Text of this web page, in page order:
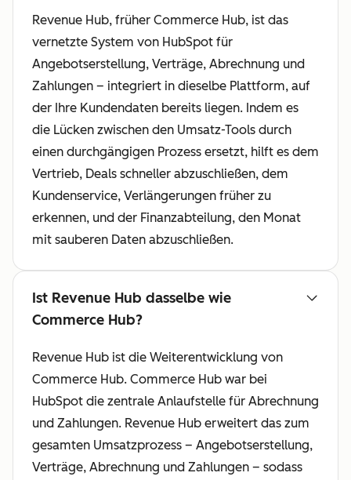
Revenue Hub, früher Commerce Hub, ist das
vernetzte System von HubSpot für
Angebotserstellung, Verträge, Abrechnung und
Zahlungen – integriert in dieselbe Plattform, auf
der Ihre Kundendaten bereits liegen. Indem es
die Lücken zwischen den Umsatz-Tools durch
einen durchgängigen Prozess ersetzt, hilft es dem
Vertrieb, Deals schneller abzuschließen, dem
Kundenservice, Verlängerungen früher zu
erkennen, und der Finanzabteilung, den Monat
mit sauberen Daten abzuschließen.
Ist Revenue Hub dasselbe wie
Commerce Hub?
Revenue Hub ist die Weiterentwicklung von
Commerce Hub. Commerce Hub war bei
HubSpot die zentrale Anlaufstelle für Abrechnung
und Zahlungen. Revenue Hub erweitert das zum
gesamten Umsatzprozess – Angebotserstellung,
Verträge, Abrechnung und Zahlungen – sodass